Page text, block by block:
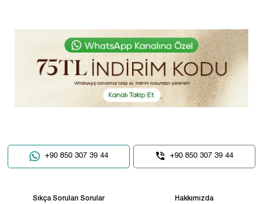
+90 850 307 39 44 +90 850 307 39 44
Sıkça Sorulan Sorular Hakkımızda